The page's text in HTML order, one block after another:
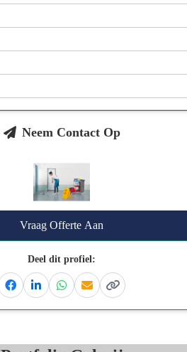
Neem Contact Op
Vraag Offerte Aan
Deel dit profiel:
FacebookLinkedinWhatsapp
EmailKopieer link